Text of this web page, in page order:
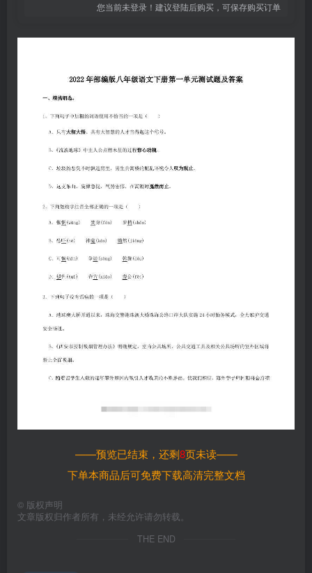
您当前未登录！建议登陆后购买，可保存购买订单
——预览已结束，还剩8页未读——
下单本商品后可免费下载高清完整文档
© 版权声明
文章版权归作者所有，未经允许请勿转载。
THE END